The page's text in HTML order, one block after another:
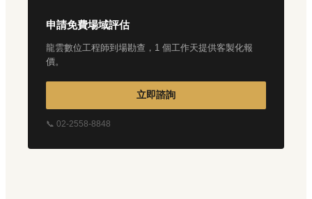
申請免費場域評估
龍雲數位工程師到場勘查，1 個工作天提供客製化報
價。
立即諮詢
📞 02-2558-8848